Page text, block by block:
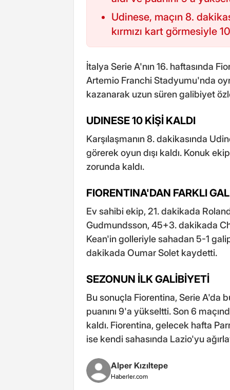
Udinese, maçın 8.
kırmızı kart görmesiyle
İtalya Serie A'nın 16. haftasında
Artemio Franchi Stadyumu'nda
kazanarak uzun süren galibiyet
UDINESE 10 KİŞİ KALDI
Karşılaşmanın 8. dakikasında
görerek oyun dışı kaldı. Konuk
zorunda kaldı.
FIORENTINA'DAN FARKLI
Ev sahibi ekip, 21. dakikada
Gudmundsson, 45+3. dakikada
Kean'in golleriyle sahadan 5-1
dakikada Oumar Solet kaydetti.
SEZONUN İLK GALİBİYETİ
Bu sonuçla Fiorentina, Serie A'da
puanını 9'a yükseltti. Son 6
kaldı. Fiorentina, gelecek hafta
ise kendi sahasında Lazio'yu
Alper Kızıltepe
Haberler.com